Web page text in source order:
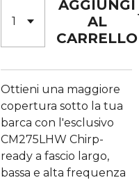
AGGIUNGI
AL
CARRELLO
Ottieni una maggiore
copertura sotto la tua
barca con l'esclusivo
CM275LHW Chirp-
ready a fascio largo,
bassa e alta frequenza